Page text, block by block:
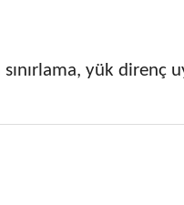
yük direnç